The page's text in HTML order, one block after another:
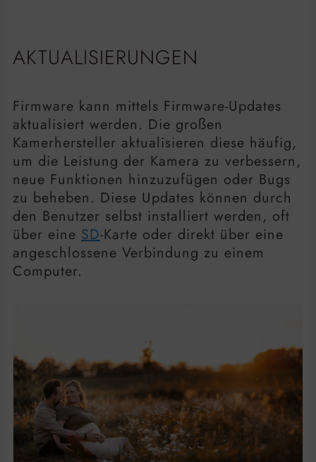
AKTUALISIERUNGEN
Firmware kann mittels Firmware-Updates
aktualisiert werden. Die großen
Kamerhersteller aktualisieren diese häufig,
um die Leistung der Kamera zu verbessern,
neue Funktionen hinzuzufügen oder Bugs
zu beheben. Diese Updates können durch
den Benutzer selbst installiert werden, oft
über eine SD-Karte oder direkt über eine
angeschlossene Verbindung zu einem
Computer.